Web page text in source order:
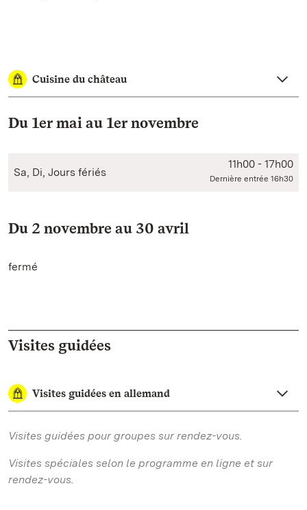
Cuisine du château
Du 1er mai au 1er novembre
Sa, Di, Jours fériés
11h00 - 17h00
Dernière entrée 16h30
Du 2 novembre au 30 avril
fermé
Visites guidées
Visites guidées en allemand
Visites guidées pour groupes sur rendez-vous.
Visites spéciales selon le programme en ligne et sur
rendez-vous.